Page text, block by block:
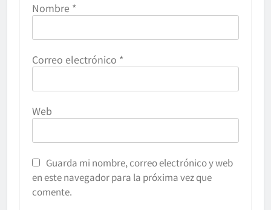
Nombre *
Correo electrónico *
Web
Guarda mi nombre, correo electrónico y web
en este navegador para la próxima vez que
comente.